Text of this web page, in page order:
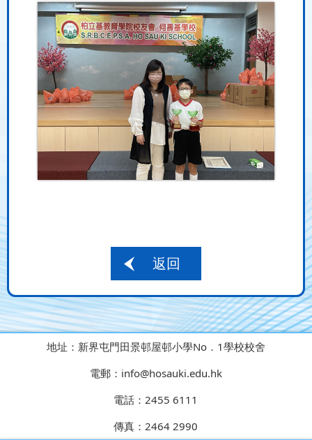
返回
地址： 新界屯門田景邨屋邨小學No．1學校校舍
電郵： info@hosauki.edu.hk
電話： 2455 6111
傳真： 2464 2990